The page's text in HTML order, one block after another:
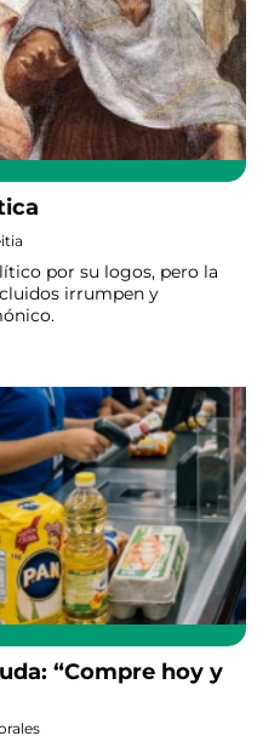
por su logos, pero la
irrumpen y
“Compre hoy y